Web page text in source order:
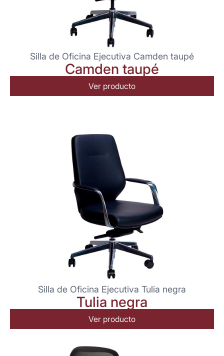
Silla de Oficina Ejecutiva Camden taupé
Camden taupé
Ver producto
Silla de Oficina Ejecutiva Tulia negra
Tulia negra
Ver producto